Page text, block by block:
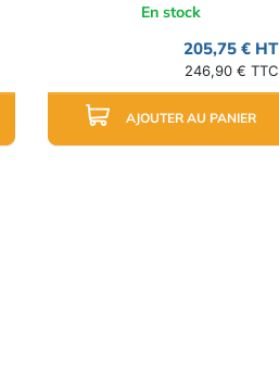
En stock
205,75 € HT
246,90 € TTC
AJOUTER AU PANIER